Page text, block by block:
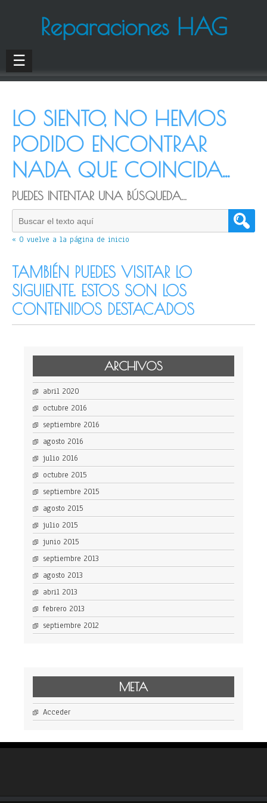
Reparaciones HAG
☰
LO SIENTO, NO HEMOS
PODIDO ENCONTRAR
NADA QUE COINCIDA...
PUEDES INTENTAR UNA BÚSQUEDA...
« O vuelve a la página de inicio
TAMBIÉN PUEDES VISITAR LO
SIGUIENTE. ESTOS SON LOS
CONTENIDOS DESTACADOS
ARCHIVOS
abril 2020
octubre 2016
septiembre 2016
agosto 2016
julio 2016
octubre 2015
septiembre 2015
agosto 2015
julio 2015
junio 2015
septiembre 2013
agosto 2013
abril 2013
febrero 2013
septiembre 2012
META
Acceder